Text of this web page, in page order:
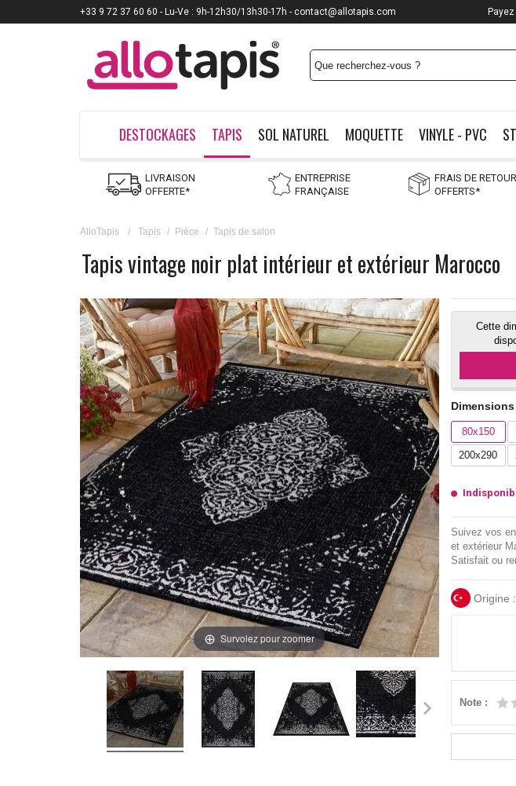
DESTOCKAGES TAPIS SOL NATUREL MOQUETTE VINYLE - PVC
LIVRAISON
OFFERTE*
ENTREPRISE
FRANÇAISE
FRAIS DE RETOUR
OFFERTS*
AlloTapis / Tapis / Pièce / Tapis de salon
Tapis vintage noir plat intérieur et extérieur Marocco
Survolez pour zoomer
Cette
Dimensions
80x150
200x290
Suivez vos
et extérieur
Satisfait ou
Origine
Note :
+33 9 72 37 60 60 - Lu-Ve : 9h-12h30/13h30-17h - contact@allotapis.com